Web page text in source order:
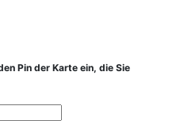
Pin der Karte ein, die Sie